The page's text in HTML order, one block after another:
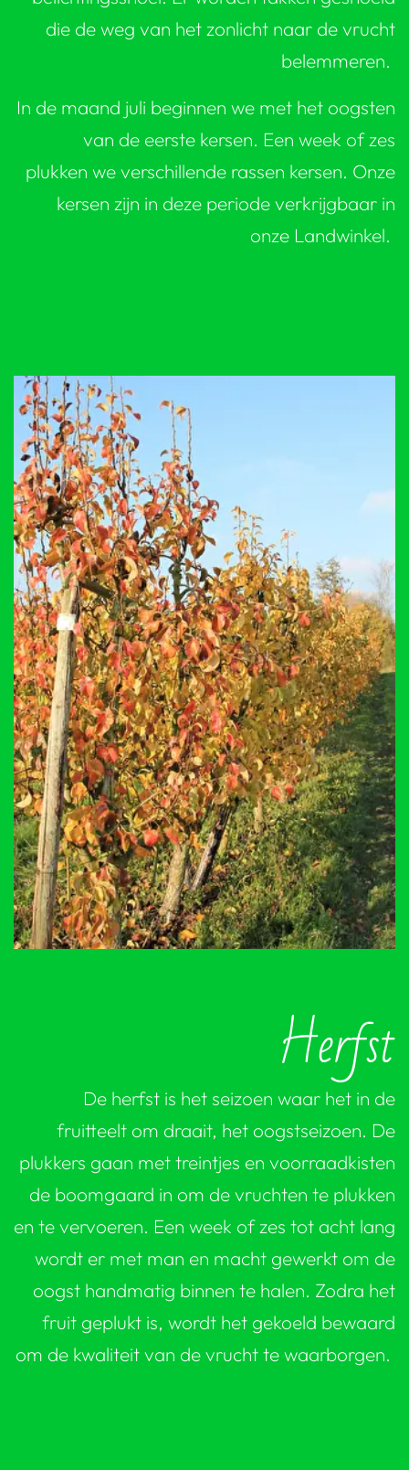
die de weg van het zonlicht naar de vrucht
belemmeren.
In de maand juli beginnen we met het oogsten
van de eerste kersen. Een week of zes
plukken we verschillende rassen kersen. Onze
kersen zijn in deze periode verkrijgbaar in
onze Landwinkel.
Herfst
De herfst is het seizoen waar het in de
fruitteelt om draait, het oogstseizoen. De
plukkers gaan met treintjes en voorraadkisten
de boomgaard in om de vruchten te plukken
en te vervoeren. Een week of zes tot acht lang
wordt er met man en macht gewerkt om de
oogst handmatig binnen te halen. Zodra het
fruit geplukt is, wordt het gekoeld bewaard
om de kwaliteit van de vrucht te waarborgen.